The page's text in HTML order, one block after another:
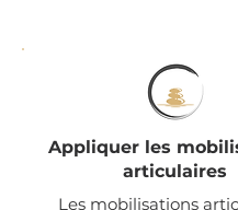
Appliquer les
articulaires
Les mobilisations